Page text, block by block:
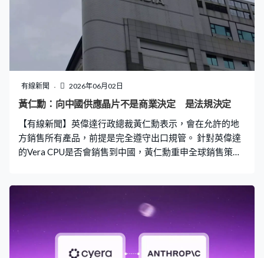
有線新聞 2026年06月02日
黃仁勳：向中國供應晶片不是商業決定 是法規決定
【有線新聞】英偉達行政總裁黃仁勳表示，會在允許的地
方銷售所有產品，前提是完全遵守出口規管。 針對英偉達
的Vera CPU是否會銷售到中國，黃仁勳重申全球銷售策略
國市場機會成熟、非常龐大，當政策允許時已準備好投